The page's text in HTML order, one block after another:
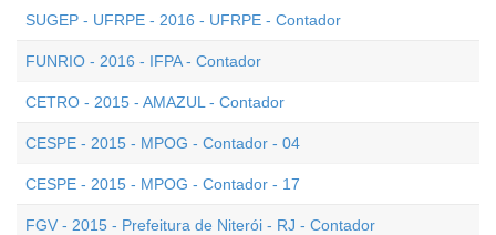
SUGEP - UFRPE - 2016 - UFRPE - Contador
FUNRIO - 2016 - IFPA - Contador
CETRO - 2015 - AMAZUL - Contador
CESPE - 2015 - MPOG - Contador - 04
CESPE - 2015 - MPOG - Contador - 17
FGV - 2015 - Prefeitura de Niterói - RJ - Contador